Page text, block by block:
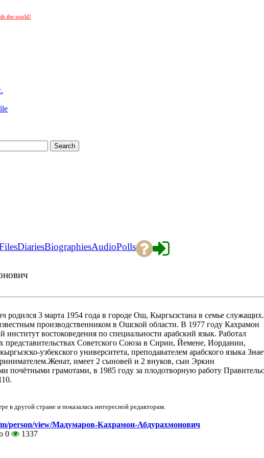
the world!
DiariesBiographiesAudioPolls
3 марта 1954 года в городе Ош, Кыргызстана в семье служащих.
производственником в Ошской области. В 1977 году Кахрамон
востоковедения по специальности арабский язык. Работал
представительствах Советского Союза в Сирии, Йемене, Иордании,
узбекского университета, преподавателем арабского языка
имеет 2 сыновей и 2 внуков, сын Эркин
почётными грамотами, в 1985 году за плодотворную работу
другой стране и показалась интересной редакторам.
person/view/Мадумаров-Кахрамон-Абдурахмонович
0
1337